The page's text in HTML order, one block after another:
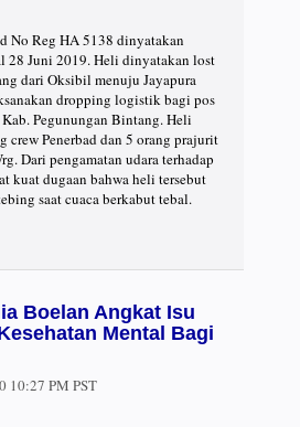
No Reg HA 5138 dinyatakan
28 Juni 2019. Heli dinyatakan lost
dari Oksibil menuju Jayapura
dropping logistik bagi pos
Pegunungan Bintang. Heli
crew Penerbad dan 5 orang prajurit
Dari pengamatan udara terhadap
kuat dugaan bahwa heli tersebut
saat cuaca berkabut tebal.
Boelan Angkat Isu
Mental Bagi
10:27 PM PST